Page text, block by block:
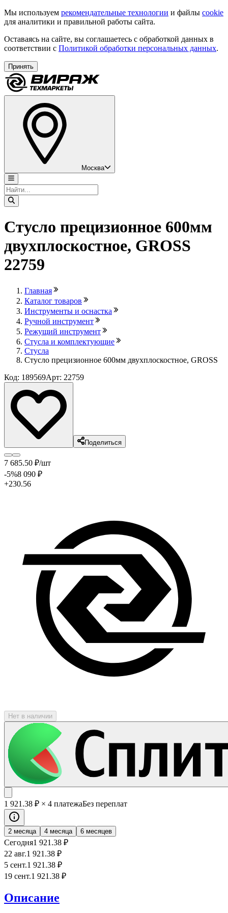
Мы используем рекомендательные технологии и файлы cookie
для аналитики и правильной работы сайта.
Оставаясь на сайте, вы соглашаетесь с обработкой данных в
соответствии с Политикой обработки персональных данных.
Принять
Москва
Стусло прецизионное 600мм
двухплоскостное, GROSS
22759
Главная
Каталог товаров
Инструменты и оснастка
Ручной инструмент
Режущий инструмент
Стусла и комплектующие
Стусла
Стусло прецизионное 600мм двухплоскостное, GROSS
Код: 189569Арт: 22759
Поделиться
7 685.50 ₽/шт
-5%8 090 ₽
+230.56
Нет в наличии
1 921 .38 ₽ × 4 платежаБез переплат
2 месяца 4 месяца 6 месяцев
Сегодня1 921 .38 ₽
22 авг.1 921 .38 ₽
5 сент.1 921 .38 ₽
19 сент.1 921 .38 ₽
Описание